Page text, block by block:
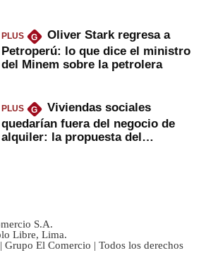
PLUS G
Oliver Stark regresa a
Petroperú: lo que dice el ministro
del Minem sobre la petrolera
PLUS G
Viviendas sociales
quedarían fuera del negocio de
alquiler: la propuesta del
S.A.
Libre, Lima.
El Comercio | Todos los derechos